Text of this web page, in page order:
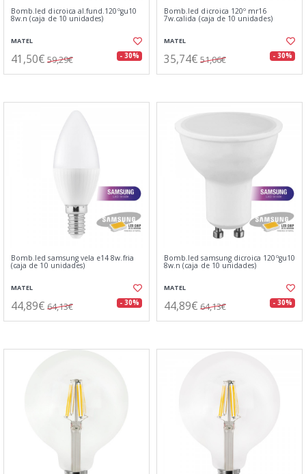
Bomb.led dicroica al.fund.120ºgu10
8w.n (caja de 10 unidades)
MATEL
41,50€ 59,29€ - 30%
Bomb.led dicroica 120º mr16
7w.calida (caja de 10 unidades)
MATEL
35,74€ 51,06€ - 30%
Bomb.led samsung vela e14 8w.fria
(caja de 10 unidades)
MATEL
44,89€ 64,13€ - 30%
Bomb.led samsung dicroica 120ºgu10
8w.n (caja de 10 unidades)
MATEL
44,89€ 64,13€ - 30%